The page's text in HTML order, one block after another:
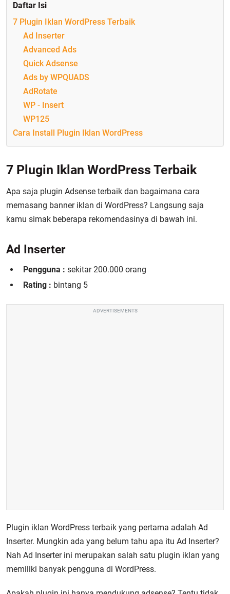
Daftar Isi
7 Plugin Iklan WordPress Terbaik
Ad Inserter
Advanced Ads
Quick Adsense
Ads by WPQUADS
AdRotate
WP - Insert
WP125
Cara Install Plugin Iklan WordPress
7 Plugin Iklan WordPress Terbaik
Apa saja plugin Adsense terbaik dan bagaimana cara
memasang banner iklan di WordPress? Langsung saja
kamu simak beberapa rekomendasinya di bawah ini.
Ad Inserter
Pengguna : sekitar 200.000 orang
Rating : bintang 5
ADVERTISEMENTS
Plugin iklan WordPress terbaik yang pertama adalah Ad
Inserter. Mungkin ada yang belum tahu apa itu Ad Inserter?
Nah Ad Inserter ini merupakan salah satu plugin iklan yang
memiliki banyak pengguna di WordPress.